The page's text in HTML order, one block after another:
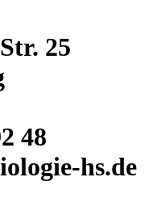
25
48
hs.de